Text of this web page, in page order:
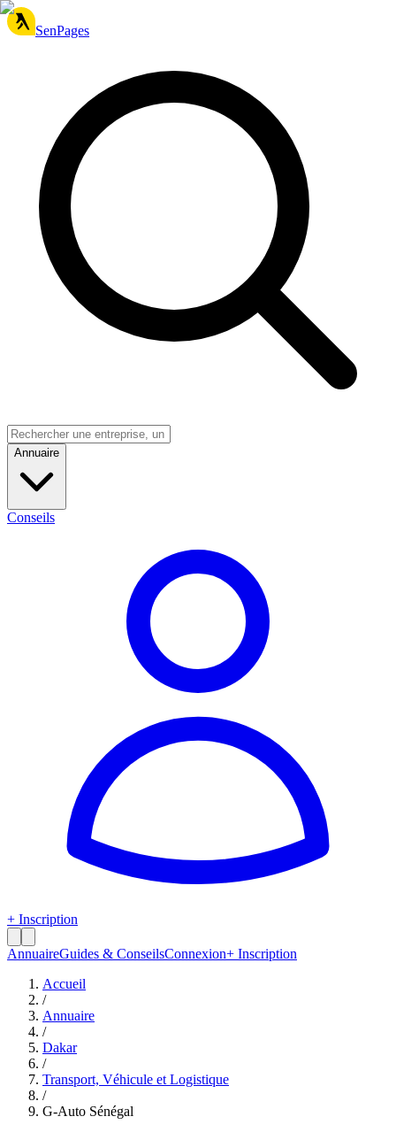
SenPages
Annuaire
Conseils
+ Inscription
AnnuaireGuides & ConseilsConnexion+ Inscription
Accueil
/
Annuaire
/
Dakar
/
Transport, Véhicule et Logistique
/
G-Auto Sénégal